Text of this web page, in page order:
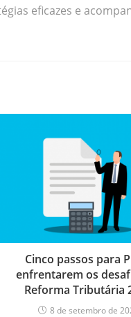
eficazes e
Cinco passos para
enfrentarem os
Reforma Tributária
8 de setembro de